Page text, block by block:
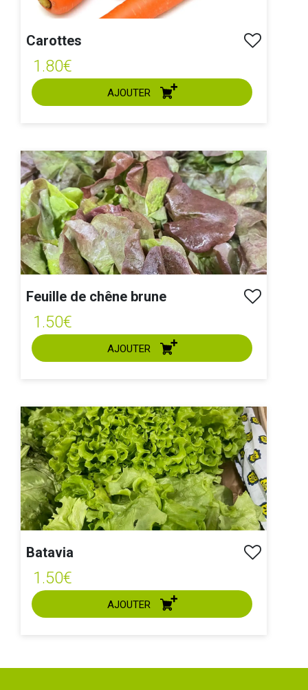
Carottes
1.80€
AJOUTER
ACHAT EXPRESS
Feuille de chêne brune
1.50€
AJOUTER
ACHAT EXPRESS
Batavia
1.50€
AJOUTER